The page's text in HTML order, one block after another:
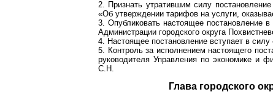
2. Признать утратившим силу
«Об утверждении тарифов на услуги,
3. Опубликовать настоящее постановление
Администрации городского округа
4. Настоящее постановление вступает в силу
5. Контроль за исполнением настоящего
руководителя Управления по экономике и
С.Н.
Глава